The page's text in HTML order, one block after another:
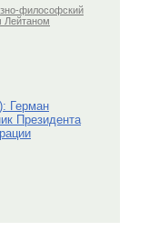
философский
Лейтаном
Герман
Президента